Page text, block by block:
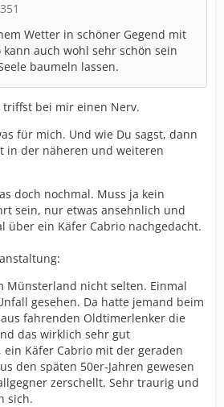
Wetter in schöner Gegend mit
auch wohl sehr schön sein
baumeln lassen.
triffst bei mir einen Nerv.
für mich. Und wie Du sagst, dann
in der näheren und weiteren
doch nochmal. Muss ja kein
sein, nur etwas ansehnlich und
über ein Käfer Cabrio nachgedacht.
Münsterland nicht selten. Einmal
gesehen. Da hatte jemand beim
fahrenden Oldtimerlenker die
das wirklich sehr gut
ein Käfer Cabrio mit der geraden
den späten 50er-Jahren gewesen
zerschellt. Sehr traurig und
sich.